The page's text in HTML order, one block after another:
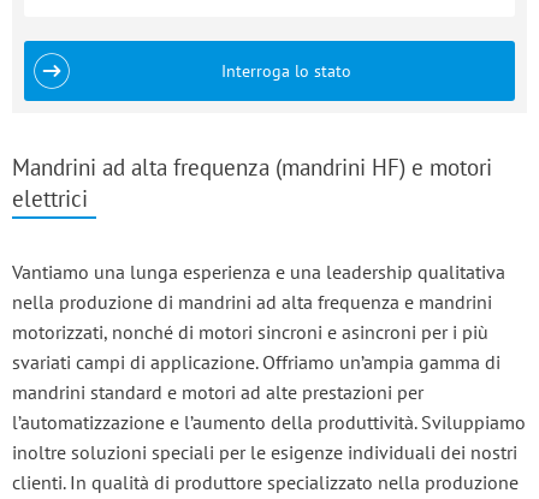
Interroga lo stato
Mandrini ad alta frequenza (mandrini HF) e motori
elettrici
Vantiamo una lunga esperienza e una leadership qualitativa
nella produzione di mandrini ad alta frequenza e mandrini
motorizzati, nonché di motori sincroni e asincroni per i più
svariati campi di applicazione. Offriamo un’ampia gamma di
mandrini standard e motori ad alte prestazioni per
l’automatizzazione e l’aumento della produttività. Sviluppiamo
inoltre soluzioni speciali per le esigenze individuali dei nostri
clienti. In qualità di produttore specializzato nella produzione